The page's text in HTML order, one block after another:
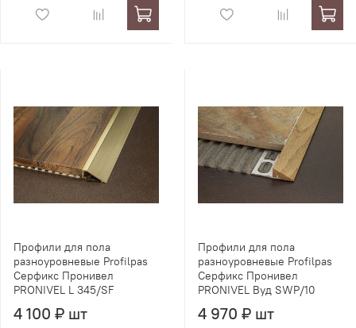
Профили для пола
разноуровневые Profilpas
Серфикс Пронивел
PRONIVEL L 345/SF
4 100 ₽ шт
Профили для пола
разноуровневые Profilpas
Серфикс Пронивел
PRONIVEL Вуд SWP/10
4 970 ₽ шт